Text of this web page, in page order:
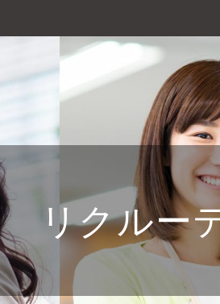
リクルー